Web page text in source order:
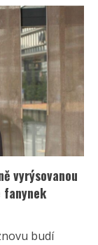
vyrýsovanou
fanynek
budí